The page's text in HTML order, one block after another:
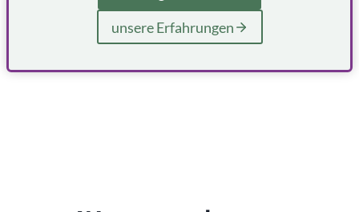
unsere Erfahrungen